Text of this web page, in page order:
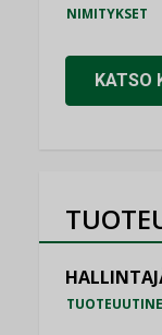
NIMITYKSET
KATSO